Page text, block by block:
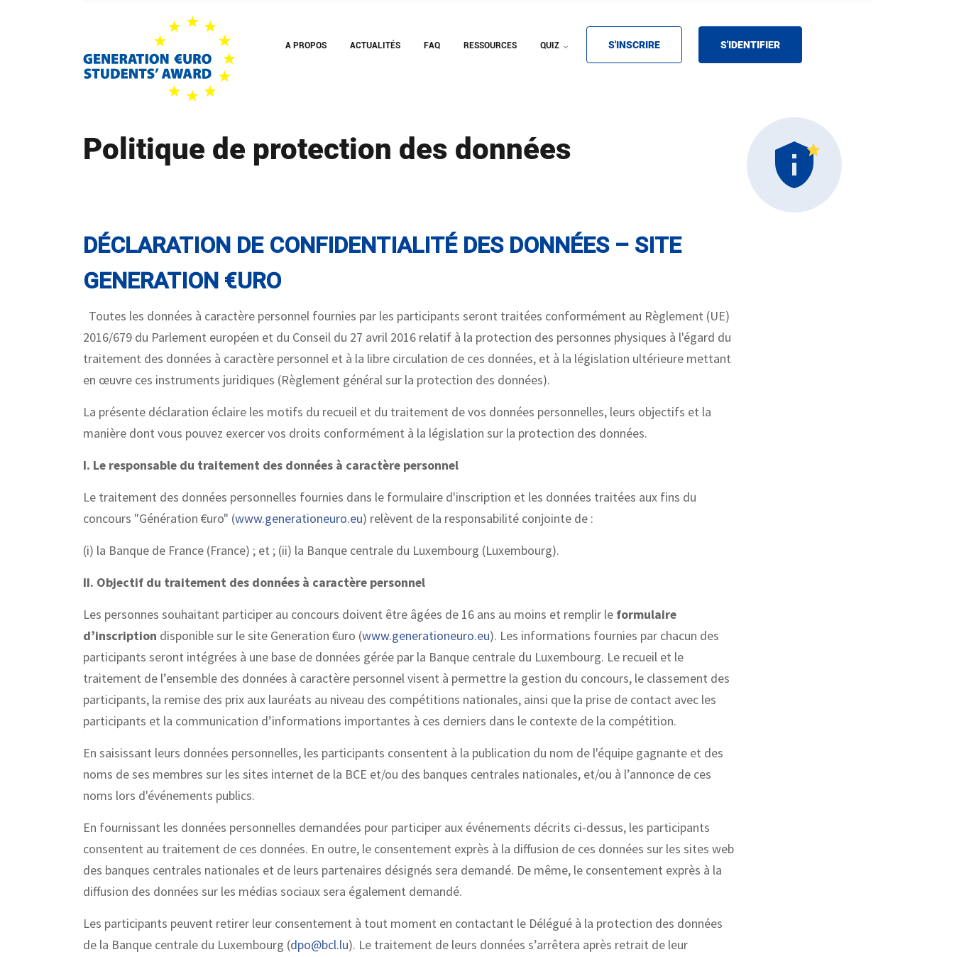
A PROPOS ACTUALITÉS FAQ RESSOURCES QUIZ S'INSCRIRE S'IDENTIFIER
Politique de protection des données
DÉCLARATION DE CONFIDENTIALITÉ DES DONNÉES – SITE
GENERATION €URO
Toutes les données à caractère personnel fournies par les participants seront traitées conformément au Règlement (UE)
2016/679 du Parlement européen et du Conseil du 27 avril 2016 relatif à la protection des personnes physiques à l'égard du
traitement des données à caractère personnel et à la libre circulation de ces données, et à la législation ultérieure mettant
en œuvre ces instruments juridiques (Règlement général sur la protection des données).
La présente déclaration éclaire les motifs du recueil et du traitement de vos données personnelles, leurs objectifs et la
manière dont vous pouvez exercer vos droits conformément à la législation sur la protection des données.
I. Le responsable du traitement des données à caractère personnel
Le traitement des données personnelles fournies dans le formulaire d'inscription et les données traitées aux fins du
concours "Génération €uro" (www.generationeuro.eu) relèvent de la responsabilité conjointe de :
(i) la Banque de France (France) ; et ; (ii) la Banque centrale du Luxembourg (Luxembourg).
II. Objectif du traitement des données à caractère personnel
Les personnes souhaitant participer au concours doivent être âgées de 16 ans au moins et remplir le formulaire
d’inscription disponible sur le site Generation €uro (www.generationeuro.eu). Les informations fournies par chacun des
participants seront intégrées à une base de données gérée par la Banque centrale du Luxembourg. Le recueil et le
traitement de l’ensemble des données à caractère personnel visent à permettre la gestion du concours, le classement des
participants, la remise des prix aux lauréats au niveau des compétitions nationales, ainsi que la prise de contact avec les
participants et la communication d’informations importantes à ces derniers dans le contexte de la compétition.
En saisissant leurs données personnelles, les participants consentent à la publication du nom de l'équipe gagnante et des
noms de ses membres sur les sites internet de la BCE et/ou des banques centrales nationales, et/ou à l’annonce de ces
noms lors d'événements publics.
En fournissant les données personnelles demandées pour participer aux événements décrits ci-dessus, les participants
consentent au traitement de ces données. En outre, le consentement exprès à la diffusion de ces données sur les sites web
des banques centrales nationales et de leurs partenaires désignés sera demandé. De même, le consentement exprès à la
diffusion des données sur les médias sociaux sera également demandé.
Les participants peuvent retirer leur consentement à tout moment en contactant le Délégué à la protection des données
de la Banque centrale du Luxembourg (dpo@bcl.lu). Le traitement de leurs données s’arrêtera après retrait de leur